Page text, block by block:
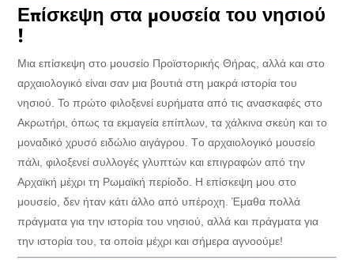
Επίσκεψη στα μουσεία του νησιού
!
Μια επίσκεψη στο μουσείο Προϊστορικής Θήρας, αλλά και στο
αρχαιολογικό είναι σαν μια βουτιά στη μακρά ιστορία του
νησιού. Το πρώτο φιλοξενεί ευρήματα από τις ανασκαφές στο
Ακρωτήρι, όπως τα εκμαγεία επίπλων, τα χάλκινα σκεύη και το
μοναδικό χρυσό ειδώλιο αιγάγρου. Τo αρχαιολογικό μουσείο
πάλι, φιλοξενεί συλλογές γλυπτών και επιγραφών από την
Αρχαϊκή μέχρι τη Ρωμαϊκή περίοδο. Η επίσκεψη μου στο
μουσείο, δεν ήταν κάτι άλλο από υπέροχη. Έμαθα πολλά
πράγματα για την ιστορία του νησιού, αλλά και πράγματα για
την ιστορία του, τα οποία μέχρι και σήμερα αγνοούμε!